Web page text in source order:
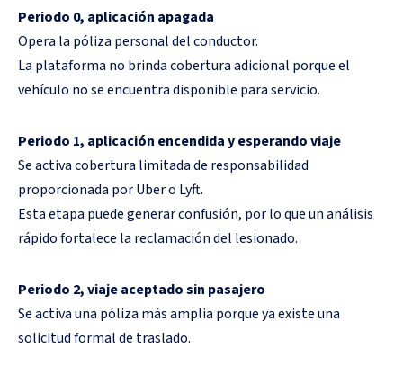
Periodo 0, aplicación apagada
Opera la póliza personal del conductor.
La plataforma no brinda cobertura adicional porque el
vehículo no se encuentra disponible para servicio.
Periodo 1, aplicación encendida y esperando viaje
Se activa cobertura limitada de responsabilidad
proporcionada por Uber o Lyft.
Esta etapa puede generar confusión, por lo que un análisis
rápido fortalece la reclamación del lesionado.
Periodo 2, viaje aceptado sin pasajero
Se activa una póliza más amplia porque ya existe una
solicitud formal de traslado.